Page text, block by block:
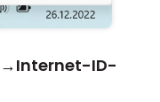
→Internet-ID-